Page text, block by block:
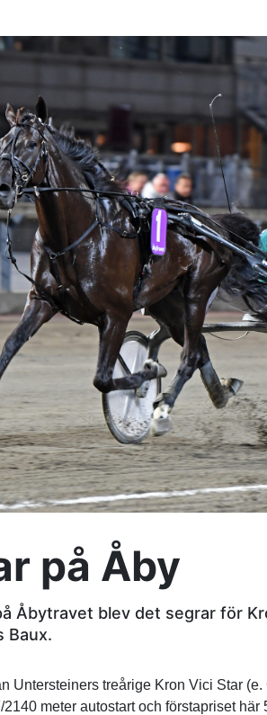
på Åby
Åbytravet blev det segrar för
Baux.
Untersteiners treårige Kron Vici Star
meter autostart och förstapriset